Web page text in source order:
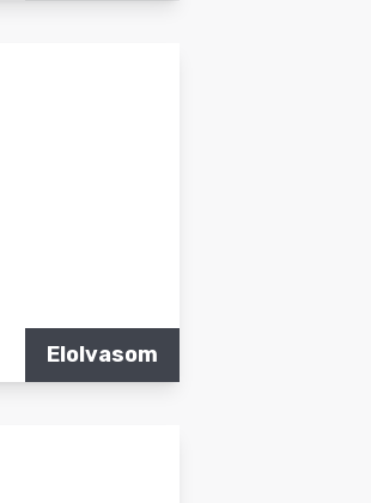
Elolvasom